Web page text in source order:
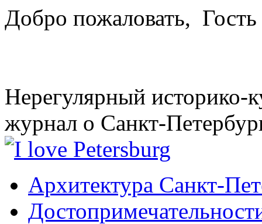
Добро пожаловать, Гость
Нерегулярный историко-
журнал о Санкт-
Архитектура Санкт-